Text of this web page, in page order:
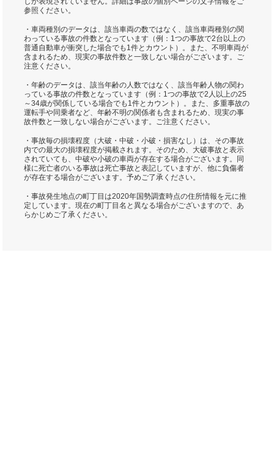
参照ください。
・車両種別のデータは、該当車両の数ではなく、該当車両種別の関
わっている事故の件数となっています（例：1つの事故で2台以上の
普通自動車が衝突した場合でも1件とカウント）。また、不明車両が
含まれるため、現実の事故件数と一致しない場合がございます。ご
注意ください。
・年齢のデータは、該当年齢の人数ではなく、該当年齢人物の関わ
っている事故の件数となっています（例：1つの事故で2人以上の25
～34歳が関係している場合でも1件とカウント）。また、多重事故の
運転手や同乗者など、年齢不明の関係者も含まれるため、現実の事
故件数と一致しない場合がございます。ご注意ください。
・事故毎の損壊程度（大破・中破・小破・損害なし）は、その事故
内での最大の損壊程度が掲載されます。そのため、大破事故と表示
されていても、中破や小破の車両が存在する場合がございます。同
様に死亡者のいる事故は死亡事故と表記していますが、他に負傷者
が存在する場合がございます。予めご了承ください。
・事故発生地点の町丁目は2020年国勢調査時点の住所情報を元に推
定しています。現在の町丁目名と異なる場合がございますので、あ
らかじめご了承ください。